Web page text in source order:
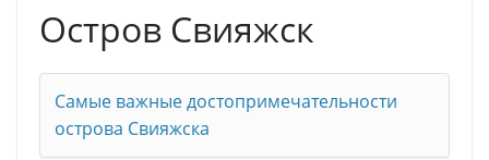
Остров Свияжск
Самые важные достопримечательности
острова Свияжска